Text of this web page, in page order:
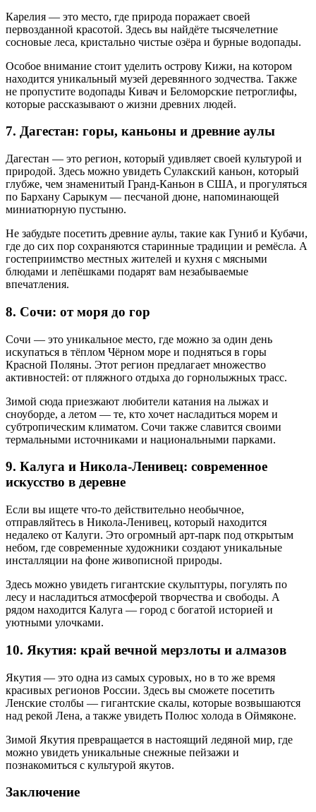
Карелия — это место, где природа поражает своей
первозданной красотой. Здесь вы найдёте тысячелетние
сосновые леса, кристально чистые озёра и бурные водопады.
Особое внимание стоит уделить острову Кижи, на котором
находится уникальный музей деревянного зодчества. Также
не пропустите водопады Кивач и Беломорские петроглифы,
которые рассказывают о жизни древних людей.
7. Дагестан: горы, каньоны и древние аулы
Дагестан — это регион, который удивляет своей культурой и
природой. Здесь можно увидеть Сулакский каньон, который
глубже, чем знаменитый Гранд-Каньон в США, и прогуляться
по Бархану Сарыкум — песчаной дюне, напоминающей
миниатюрную пустыню.
Не забудьте посетить древние аулы, такие как Гуниб и Кубачи,
где до сих пор сохраняются старинные традиции и ремёсла. А
гостеприимство местных жителей и кухня с мясными
блюдами и лепёшками подарят вам незабываемые
впечатления.
8. Сочи: от моря до гор
Сочи — это уникальное место, где можно за один день
искупаться в тёплом Чёрном море и подняться в горы
Красной Поляны. Этот регион предлагает множество
активностей: от пляжного отдыха до горнолыжных трасс.
Зимой сюда приезжают любители катания на лыжах и
сноуборде, а летом — те, кто хочет насладиться морем и
субтропическим климатом. Сочи также славится своими
термальными источниками и национальными парками.
9. Калуга и Никола-Ленивец: современное
искусство в деревне
Если вы ищете что-то действительно необычное,
отправляйтесь в Никола-Ленивец, который находится
недалеко от Калуги. Это огромный арт-парк под открытым
небом, где современные художники создают уникальные
инсталляции на фоне живописной природы.
Здесь можно увидеть гигантские скульптуры, погулять по
лесу и насладиться атмосферой творчества и свободы. А
рядом находится Калуга — город с богатой историей и
уютными улочками.
10. Якутия: край вечной мерзлоты и алмазов
Якутия — это одна из самых суровых, но в то же время
красивых регионов России. Здесь вы сможете посетить
Ленские столбы — гигантские скалы, которые возвышаются
над рекой Лена, а также увидеть Полюс холода в Оймяконе.
Зимой Якутия превращается в настоящий ледяной мир, где
можно увидеть уникальные снежные пейзажи и
познакомиться с культурой якутов.
Заключение